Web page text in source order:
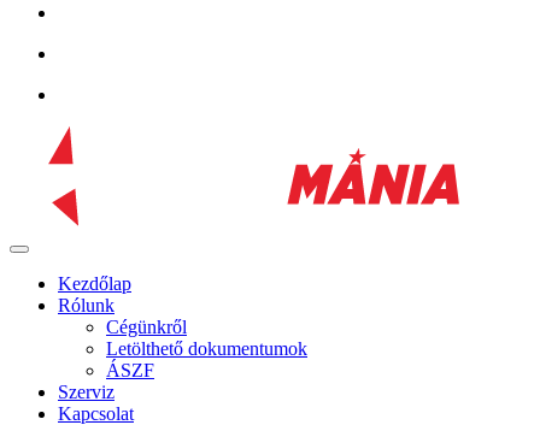
Kezdőlap
Rólunk
Cégünkről
Letölthető dokumentumok
ÁSZF
Szerviz
Kapcsolat